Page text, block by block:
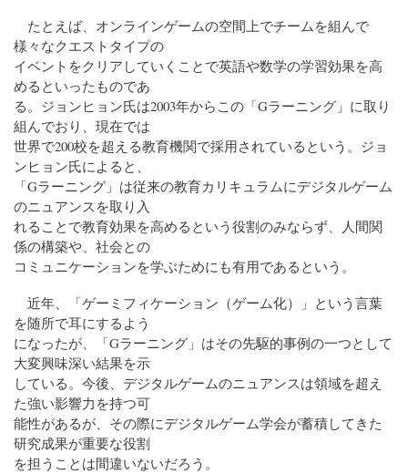
たとえば、オンラインゲームの空間上でチームを組んで
様々なクエストタイプの
イベントをクリアしていくことで英語や数学の学習効果を高
めるといったものであ
る。ジョンヒョン氏は2003年からこの「Gラーニング」に取り
組んでおり、現在では
世界で200校を超える教育機関で採用されているという。ジョ
ンヒョン氏によると、
「Gラーニング」は従来の教育カリキュラムにデジタルゲーム
のニュアンスを取り入
れることで教育効果を高めるという役割のみならず、人間関
係の構築や、社会との
コミュニケーションを学ぶためにも有用であるという。
近年、「ゲーミフィケーション（ゲーム化）」という言葉
を随所で耳にするよう
になったが、「Gラーニング」はその先駆的事例の一つとして
大変興味深い結果を示
している。今後、デジタルゲームのニュアンスは領域を超え
た強い影響力を持つ可
能性があるが、その際にデジタルゲーム学会が蓄積してきた
研究成果が重要な役割
を担うことは間違いないだろう。